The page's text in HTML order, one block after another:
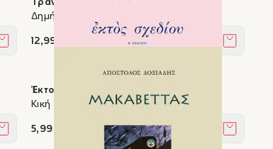
Στο καλάθι
Τράνζιτ
Δημήτρης Εμμανουήλ
12,99 € Στο
Στο καλάθι
Ἐκτὸς σχεδίου
Κική Δημουλά
5,99 € Στο